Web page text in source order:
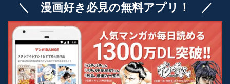
＼ 漫画好き必見の無料アプリ！ ／